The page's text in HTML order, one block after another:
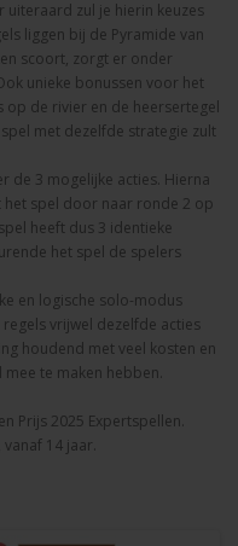
uiteraard zul je hierin keuzes
liggen bij de Pyramide van
scoort, zorgt er onder
unieke bonussen voor het
op de rivier en de heersertegel
met dezelfde strategie zult
de 3 mogelijke acties. Hierna
het spel door naar ronde 2 op
heeft dus 3 identieke
het spel de spelers
en logische solo-modus
vrijwel dezelfde acties
houdend met veel kosten en
te maken hebben.
Prijs 2025 Expertspellen.
14 jaar.